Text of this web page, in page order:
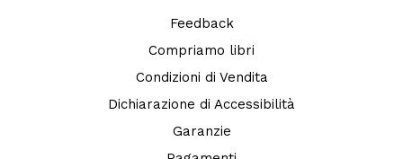
Feedback
Compriamo libri
Condizioni di Vendita
Dichiarazione di Accessibilità
Garanzie